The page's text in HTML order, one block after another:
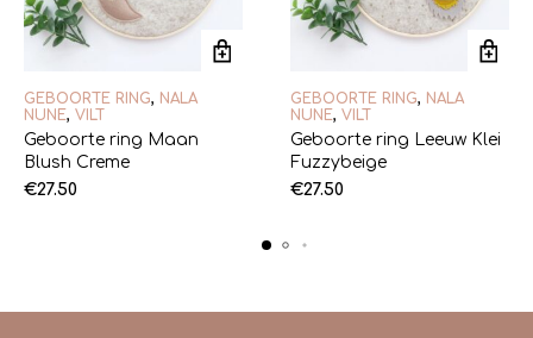
GEBOORTE RING, NALA
NUNE, VILT
Geboorte ring Maan
Blush Creme
€27.50
GEBOORTE RING, NALA
NUNE, VILT
Geboorte ring Leeuw Klei
Fuzzybeige
€27.50